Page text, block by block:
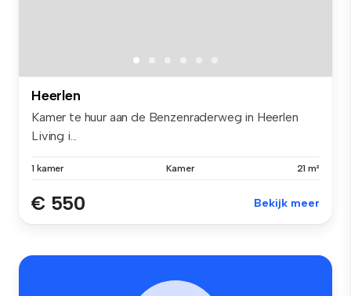
Heerlen
Kamer te huur aan de Benzenraderweg in Heerlen
Living i...
1 kamer Kamer 21 m²
€ 550 Bekijk meer